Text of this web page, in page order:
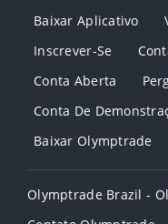
Baixar Aplicativo
Inscrever-Se
Conta Aberta
Conta De
Baixar Olymptrade
Olymptrade Brazil -